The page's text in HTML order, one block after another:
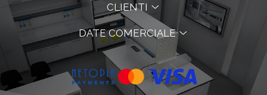
CLIENTI
DATE COMERCIALE